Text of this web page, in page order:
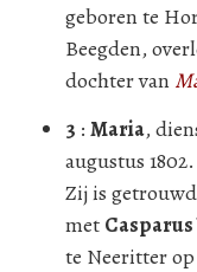
geboren te
Beegden,
dochter van
3 : Maria,
augustus 1802.
Zij is getrouwd
met
te Neeritter op